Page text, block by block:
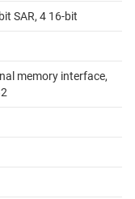
SAR, 4 16-bit
memory interface,